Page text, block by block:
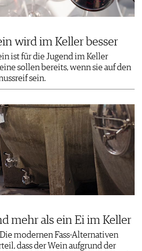
wird im Keller besser
ist für die Jugend im Keller
sollen bereits, wenn sie auf den
sein.
mehr als ein Ei im Keller
modernen Fass-Alternativen
dass der Wein aufgrund der